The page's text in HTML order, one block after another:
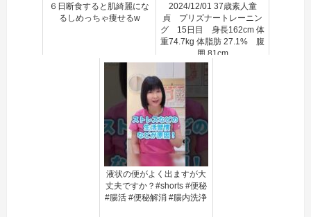
６日断食すると肌綺麗にな
るしめっちゃ痩せるw
2024/12/01 37歳素人童
貞 プリズナートレーニン
グ 15日目 身長162cm 体
重74.7kg 体脂肪 27.1% 腹
囲 81cm
液状の便がよく出ますが大
丈夫ですか？#shorts #便秘
#腸活 #便秘解消 #腸内洗浄